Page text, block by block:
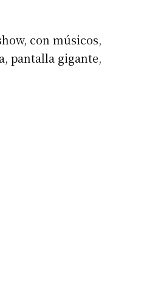
con músicos,
pantalla gigante,